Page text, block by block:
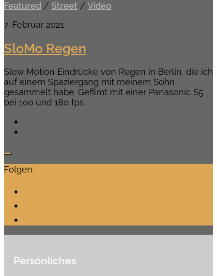
Featured / Street / Video
7. Februar 2021
SloMo Regen
Slow Motion Eindrücke von Regen in Berlin, die ich
auf einem Spaziergang mit meinem Sohn
gesammelt habe. Gefilmt mit einer Panasonic S5
bei 100 und 180 fps.
Folgen:
Persönliches